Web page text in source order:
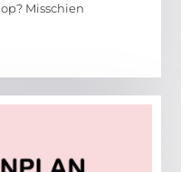
Misschien